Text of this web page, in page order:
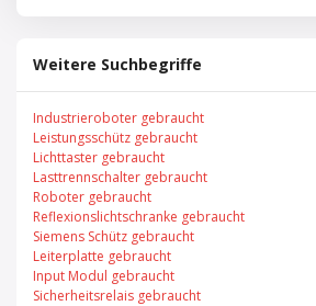
Weitere Suchbegriffe
Industrieroboter gebraucht
Leistungsschütz gebraucht
Lichttaster gebraucht
Lasttrennschalter gebraucht
Roboter gebraucht
Reflexionslichtschranke gebraucht
Siemens Schütz gebraucht
Leiterplatte gebraucht
Input Modul gebraucht
Sicherheitsrelais gebraucht